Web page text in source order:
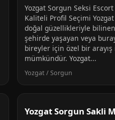
Yozgat Sorgun Seksi
Kaliteli Profil Seçimi
doğal güzellikleriyle
şehirde yaşayan veya
bireyler için özel bir
mümkündür. Yozgat...
Yozgat / Sorgun
Yozgat Sorgun Sakli